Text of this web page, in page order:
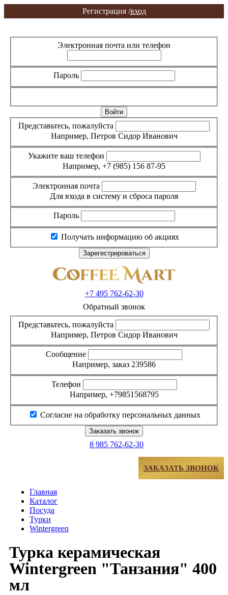
Регистрация /вход
Электронная почта или телефон
Пароль
Представьтесь, пожалуйста
Например, Петров Сидор Иванович
Укажите ваш телефон
Например, +7 (985) 156 87-95
Электронная почта
Для входа в систему и сброса пароля
Пароль
Получать информацию об акциях
+7 495762-62-30
Обратный звонок
Представьтесь, пожалуйста
Например, Петров Сидор Иванович
Сообщение
Например, заказ 239586
Телефон
Например, +79851568795
Согласие на обработку персональных данных
8 985 762-62-30
ЗАКАЗАТЬ ЗВОНОК
Главная
Каталог
Посуда
Турки
Wintergreen
Турка керамическая
Wintergreen "Танзания" 400
мл